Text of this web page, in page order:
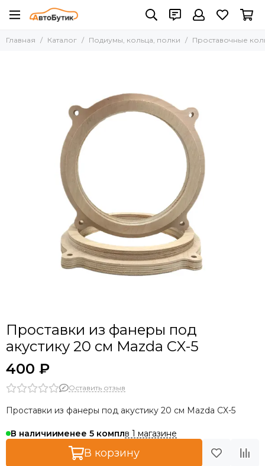
Подиумы, кольца, полки
Подиумы 1 компонентные
Подиумы 2 и более компонентные
Главная Каталог Подиумы, кольца, полки Проставочные
Проставки из фанеры под
акустику 20 см Mazda CX-5
400 ₽
Оставить отзыв
Проставки из фанеры под акустику 20 см Mazda CX-5
В наличиименее 5 в 1 магазине
В корзину